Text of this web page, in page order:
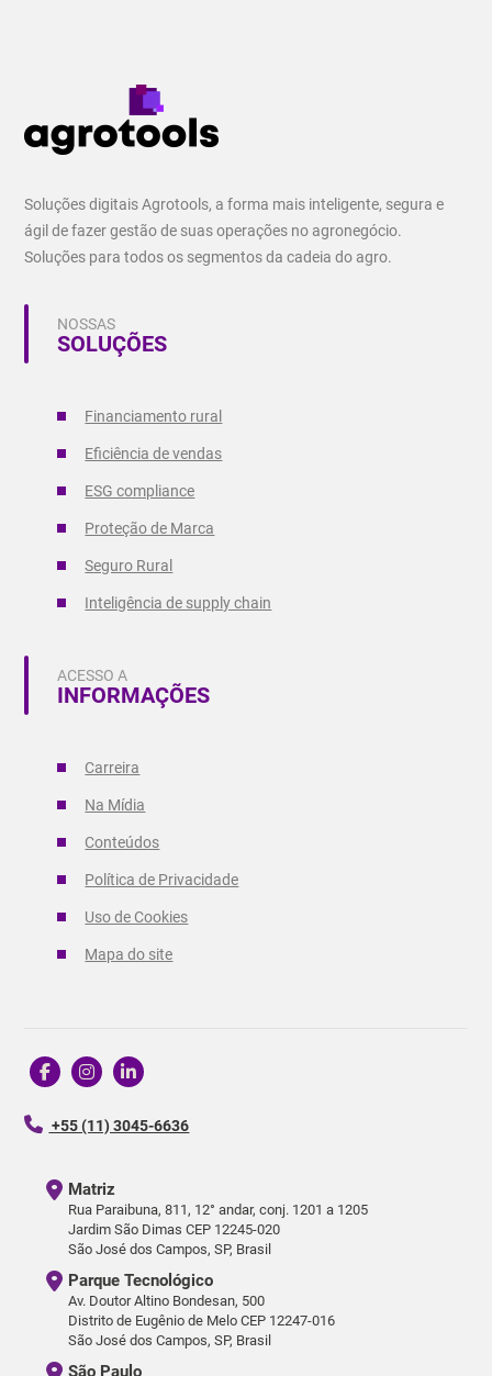
Soluções digitais Agrotools, a forma mais inteligente, segura e
ágil de fazer gestão de suas operações no agronegócio.
Soluções para todos os segmentos da cadeia do agro.
NOSSAS
SOLUÇÕES
Financiamento rural
Eficiência de vendas
ESG compliance
Proteção de Marca
Seguro Rural
Inteligência de supply chain
ACESSO A
INFORMAÇÕES
Carreira
Na Mídia
Conteúdos
Política de Privacidade
Uso de Cookies
Mapa do site
+55 (11) 3045-6636
Matriz
Rua Paraibuna, 811, 12° andar, conj. 1201 a 1205
Jardim São Dimas CEP 12245-020
São José dos Campos, SP, Brasil
São Paulo
Parque Tecnológico
Av. Doutor Altino Bondesan, 500
Distrito de Eugênio de Melo CEP 12247-016
São José dos Campos, SP, Brasil